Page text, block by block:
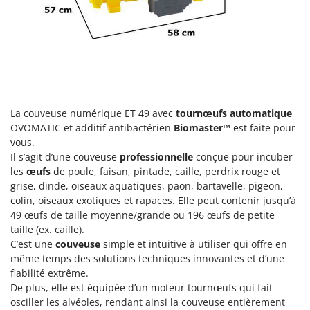
Groupes électrogènes
Gyrobroyeurs à lame pour tracteur
Herses à Dents
Herses Rotatives
L
Lames à neige
Lames niveleuses pour tracteur
Lave-vitres
Lieuses électriques pour vignes
M
Machines à pâtes
Elegen
Energy Gruppi
Enotecnica Pillan
Eschenfelder
EuroMech
Eurosystems
F
FAC
Fama Industrie
Famag
La couveuse numérique ET 49 avec tournœufs automatique
OVOMATIC et additif antibactérien Biomaster™ est faite pour
vous.
Il s’agit d’une couveuse professionnelle conçue pour incuber
les œufs de poule, faisan, pintade, caille, perdrix rouge et
grise, dinde, oiseaux aquatiques, paon, bartavelle, pigeon,
colin, oiseaux exotiques et rapaces. Elle peut contenir jusqu’à
49 œufs de taille moyenne/grande ou 196 œufs de petite
taille (ex. caille).
C’est une couveuse simple et intuitive à utiliser qui offre en
même temps des solutions techniques innovantes et d’une
fiabilité extrême.
De plus, elle est équipée d’un moteur tournœufs qui fait
osciller les alvéoles, rendant ainsi la couveuse entièrement